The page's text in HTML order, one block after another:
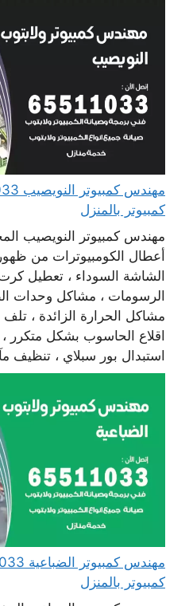
كمبيوتر بالمنزل
مهندس كمبيوتر النويصيب
أعطال الكومبيوترات من
الشاشة السوداء ، تعطيل
الرسومات ، مشاكل وحدات
مشاكل الحرارة الزائدة ،
اقلاع الحاسوب بشكل متكرر ،
استبدال بور سبلاي ، تنظيف
كمبيوتر بالمنزل